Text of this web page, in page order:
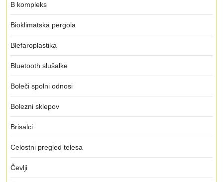
B kompleks
Bioklimatska pergola
Blefaroplastika
Bluetooth slušalke
Boleči spolni odnosi
Bolezni sklepov
Brisalci
Celostni pregled telesa
Čevlji